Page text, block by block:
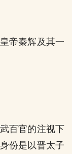
帝秦辉及其一
百官的注视下
份是以晋太子